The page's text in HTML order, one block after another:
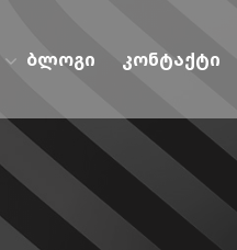
ბლოგი კონტაქტი